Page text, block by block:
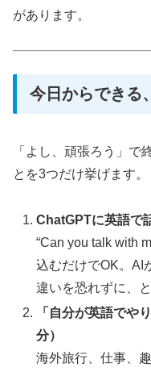
があります。
今日からできる
「よし、頑張ろう」で
とを3つだけ挙げます。
ChatGPTに英語で
“Can you talk with
込むだけでOK。AI
違いを恐れずに、
「自分が英語でや
分）
海外旅行、仕事、